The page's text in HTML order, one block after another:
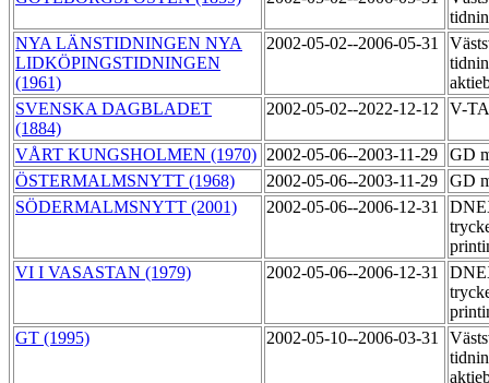
NYA LÄNSTIDNINGEN NYA
LIDKÖPINGSTIDNINGEN
(1961)
2002-05-02--2006-05-31
SVENSKA DAGBLADET
(1884)
2002-05-02--2022-12-12 V-
VÅRT KUNGSHOLMEN (1970) 2002-05-06--2003-11-29
GD
ÖSTERMALMSNYTT (1968)
2002-05-06--2003-11-29
GD
SÖDERMALMSNYTT (2001)
2002-05-06--2006-12-31
VI I VASASTAN (1979)
2002-05-06--2006-12-31
GT (1995)
2002-05-10--2006-03-31